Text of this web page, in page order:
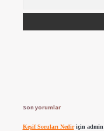
Son yorumlar
Keşif Soruları Nediriçin admin